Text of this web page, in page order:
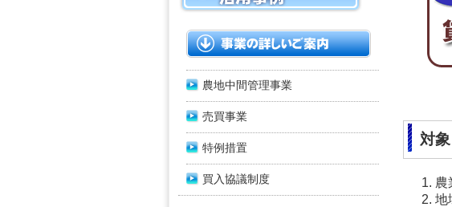
対
農
地
農地中間管理事業
売買事業
特例措置
買入協議制度